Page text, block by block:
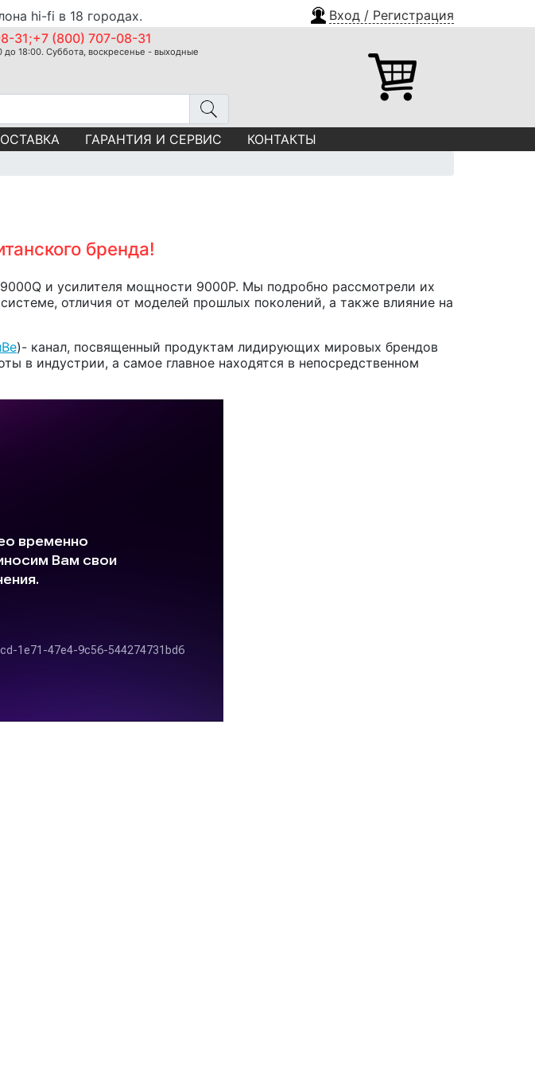
hi-fi в 18 городах. Вход / Регистрация
31;+7 (800) 707-08-31
до 18:00. Суббота, воскресенье - выходные
ГАРАНТИЯ И СЕРВИС КОНТАКТЫ
бренда!
и усилителя мощности 9000P. Мы подробно рассмотрели их
отличия от моделей прошлых поколений, а также влияние на
)- канал, посвященный продуктам лидирующих мировых брендов
в индустрии, а самое главное находятся в непосредственном